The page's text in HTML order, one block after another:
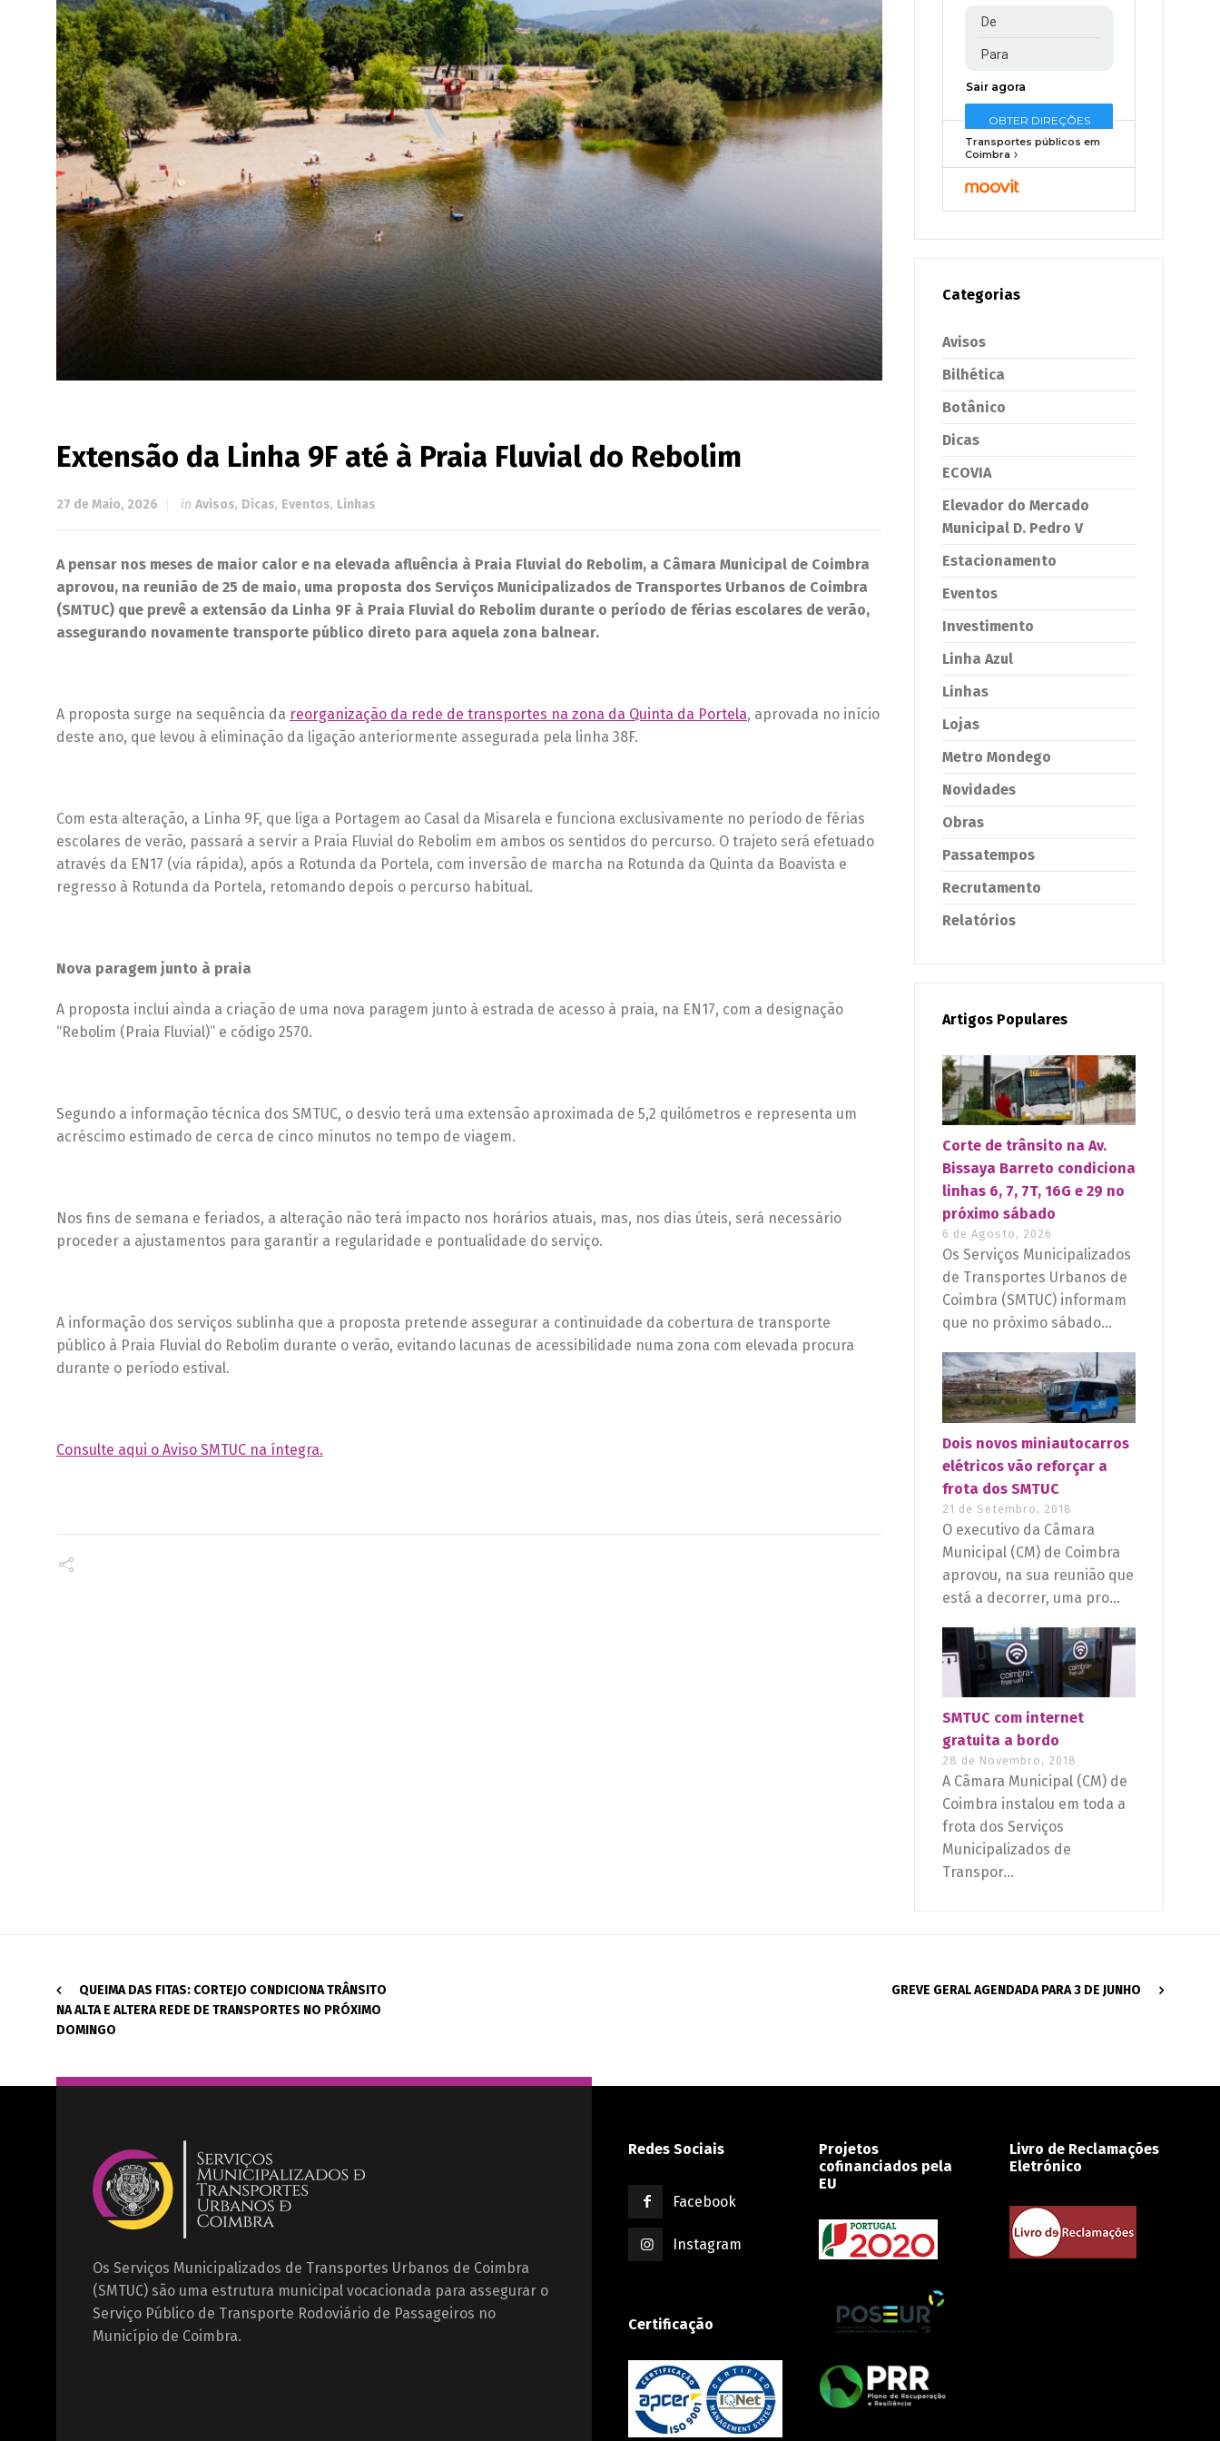
Extensão da Linha 9F até à Praia Fluvial do Rebolim
27 de Maio, 2026 in Avisos, Dicas, Eventos, Linhas
A pensar nos meses de maior calor e na elevada afluência à Praia Fluvial do Rebolim, a Câmara Municipal de Coimbra
aprovou, na reunião de 25 de maio, uma proposta dos Serviços Municipalizados de Transportes Urbanos de Coimbra
(SMTUC) que prevê a extensão da Linha 9F à Praia Fluvial do Rebolim durante o período de férias escolares de verão,
assegurando novamente transporte público direto para aquela zona balnear.
A proposta surge na sequência da reorganização da rede de transportes na zona da Quinta da Portela, aprovada no início
deste ano, que levou à eliminação da ligação anteriormente assegurada pela linha 38F.
Com esta alteração, a Linha 9F, que liga a Portagem ao Casal da Misarela e funciona exclusivamente no período de férias
escolares de verão, passará a servir a Praia Fluvial do Rebolim em ambos os sentidos do percurso. O trajeto será efetuado
através da EN17 (via rápida), após a Rotunda da Portela, com inversão de marcha na Rotunda da Quinta da Boavista e
regresso à Rotunda da Portela, retomando depois o percurso habitual.
Nova paragem junto à praia
A proposta inclui ainda a criação de uma nova paragem junto à estrada de acesso à praia, na EN17, com a designação
“Rebolim (Praia Fluvial)” e código 2570.
Segundo a informação técnica dos SMTUC, o desvio terá uma extensão aproximada de 5,2 quilómetros e representa um
acréscimo estimado de cerca de cinco minutos no tempo de viagem.
Nos fins de semana e feriados, a alteração não terá impacto nos horários atuais, mas, nos dias úteis, será necessário
proceder a ajustamentos para garantir a regularidade e pontualidade do serviço.
A informação dos serviços sublinha que a proposta pretende assegurar a continuidade da cobertura de transporte
público à Praia Fluvial do Rebolim durante o verão, evitando lacunas de acessibilidade numa zona com elevada procura
durante o período estival.
Consulte aqui o Aviso SMTUC na íntegra.
Transportes públicos em
Coimbra
Categorias
Avisos
Bilhética
Botânico
Dicas
ECOVIA
Elevador do Mercado
Municipal D. Pedro V
Estacionamento
Eventos
Investimento
Linha Azul
Linhas
Lojas
Metro Mondego
Novidades
Obras
Passatempos
Recrutamento
Relatórios
Artigos Populares
Corte de trânsito na Av.
Bissaya Barreto condiciona
linhas 6, 7, 7T, 16G e 29 no
próximo sábado
6 de Agosto, 2026
Os Serviços Municipalizados
de Transportes Urbanos de
Coimbra (SMTUC) informam
que no próximo sábado...
Dois novos miniautocarros
elétricos vão reforçar a
frota dos SMTUC
21 de Setembro, 2018
O executivo da Câmara
Municipal (CM) de Coimbra
aprovou, na sua reunião que
está a decorrer, uma pro...
SMTUC com internet
gratuita a bordo
28 de Novembro, 2018
A Câmara Municipal (CM) de
Coimbra instalou em toda a
frota dos Serviços
Municipalizados de
Transpor...
QUEIMA DAS FITAS: CORTEJO CONDICIONA TRÂNSITO
NA ALTA E ALTERA REDE DE TRANSPORTES NO PRÓXIMO
DOMINGO
GREVE GERAL AGENDADA PARA 3 DE JUNHO
Os Serviços Municipalizados de Transportes Urbanos de Coimbra
(SMTUC) são uma estrutura municipal vocacionada para assegurar o
Serviço Público de Transporte Rodoviário de Passageiros no
Município de Coimbra.
Redes Sociais
Facebook
Instagram
Certificação
Projetos
cofinanciados pela
EU
Livro de Reclamações
Eletrónico